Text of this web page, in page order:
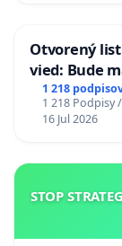
Otvorený
vied: Bude
chrbticu?
1 218
1 218 Podpisy
16 Jul 2026
STOP